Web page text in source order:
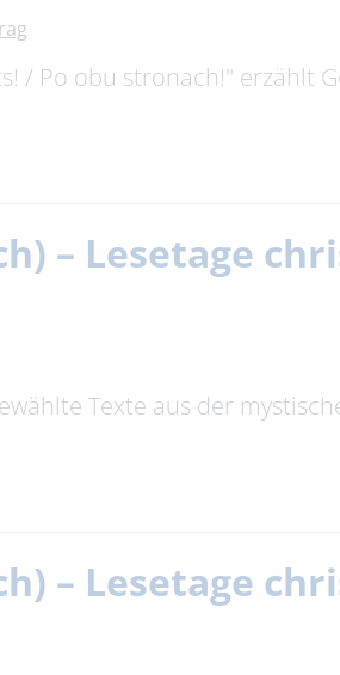
/ Po obu stronach!" erzählt
– Lesetage
Texte aus der
– Lesetage